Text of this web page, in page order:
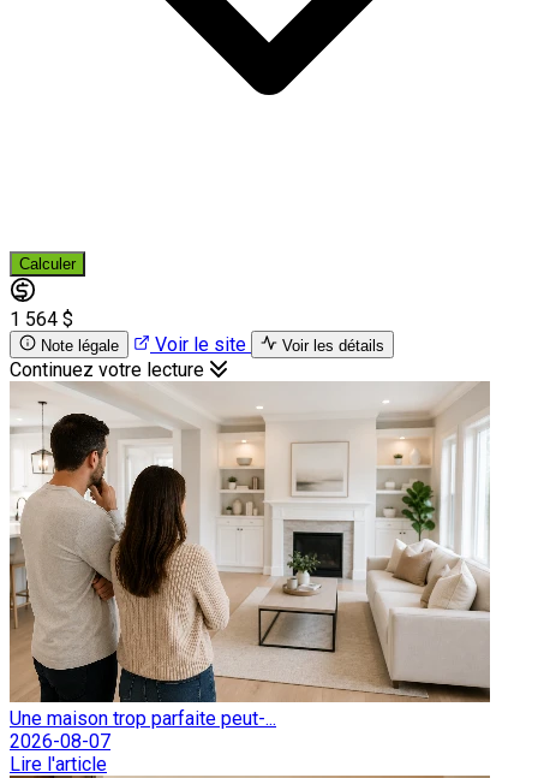
Calculer
1 564 $
Note légale Voir le site Voir les détails
Continuez votre lecture
Une maison trop parfaite peut-...
2026-08-07
Lire l'article